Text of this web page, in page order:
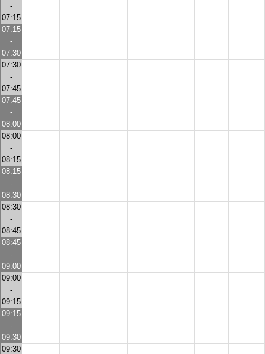
-
07:15
07:15
-
07:30
07:30
-
07:45
07:45
-
08:00
08:00
-
08:15
08:15
-
08:30
08:30
-
08:45
08:45
-
09:00
09:00
-
09:15
09:15
-
09:30
09:30